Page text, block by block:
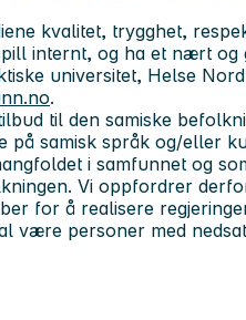
kvalitet, trygghet,
internt, og ha et nært og
universitet, Helse
.
til den samiske
på samisk språk og/eller
i samfunnet og
Vi oppfordrer
for å realisere
være personer med